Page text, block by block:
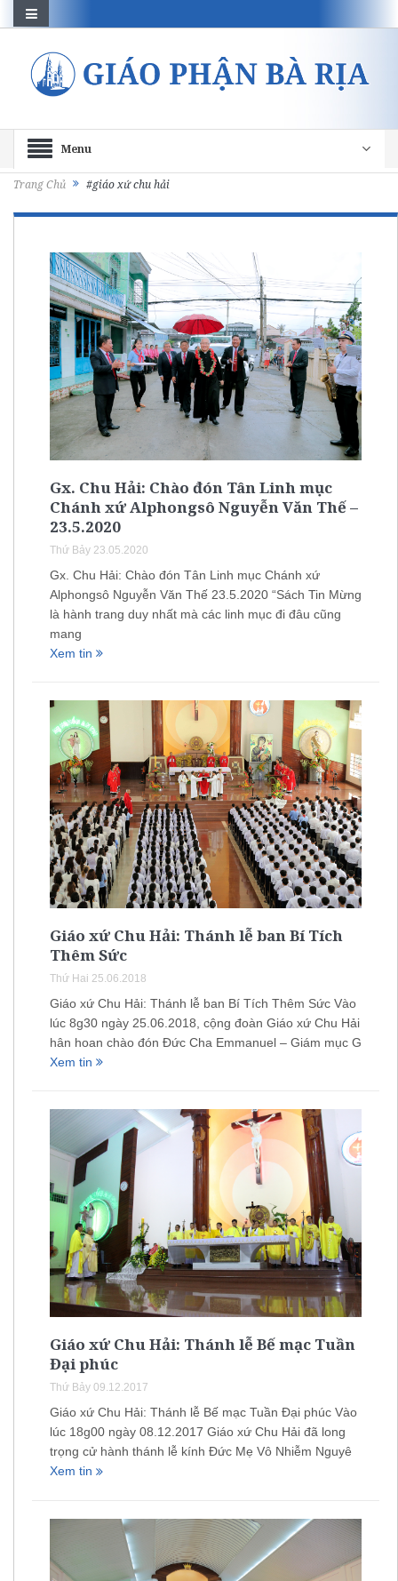
Menu
Trang Chủ #giáo xứ chu hải
Gx. Chu Hải: Chào đón Tân Linh mục
Chánh xứ Alphongsô Nguyễn Văn Thế –
23.5.2020
Thứ Bảy 23.05.2020
Gx. Chu Hải: Chào đón Tân Linh mục Chánh xứ
Alphongsô Nguyễn Văn Thế 23.5.2020 “Sách Tin Mừng
là hành trang duy nhất mà các linh mục đi đâu cũng
mang
Xem tin
Giáo xứ Chu Hải: Thánh lễ ban Bí Tích
Thêm Sức
Thứ Hai 25.06.2018
Giáo xứ Chu Hải: Thánh lễ ban Bí Tích Thêm Sức Vào
lúc 8g30 ngày 25.06.2018, cộng đoàn Giáo xứ Chu Hải
hân hoan chào đón Đức Cha Emmanuel – Giám mục G
Xem tin
Giáo xứ Chu Hải: Thánh lễ Bế mạc Tuần
Đại phúc
Thứ Bảy 09.12.2017
Giáo xứ Chu Hải: Thánh lễ Bế mạc Tuần Đại phúc Vào
lúc 18g00 ngày 08.12.2017 Giáo xứ Chu Hải đã long
trọng cử hành thánh lễ kính Đức Mẹ Vô Nhiễm Nguyê
Xem tin